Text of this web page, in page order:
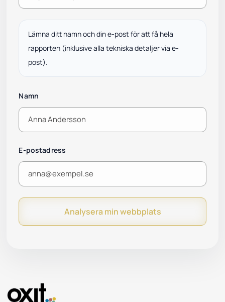
Lämna ditt namn och din e-post för att få hela
rapporten (inklusive alla tekniska detaljer via e-
post).
Namn
E-postadress
Analysera min webbplats